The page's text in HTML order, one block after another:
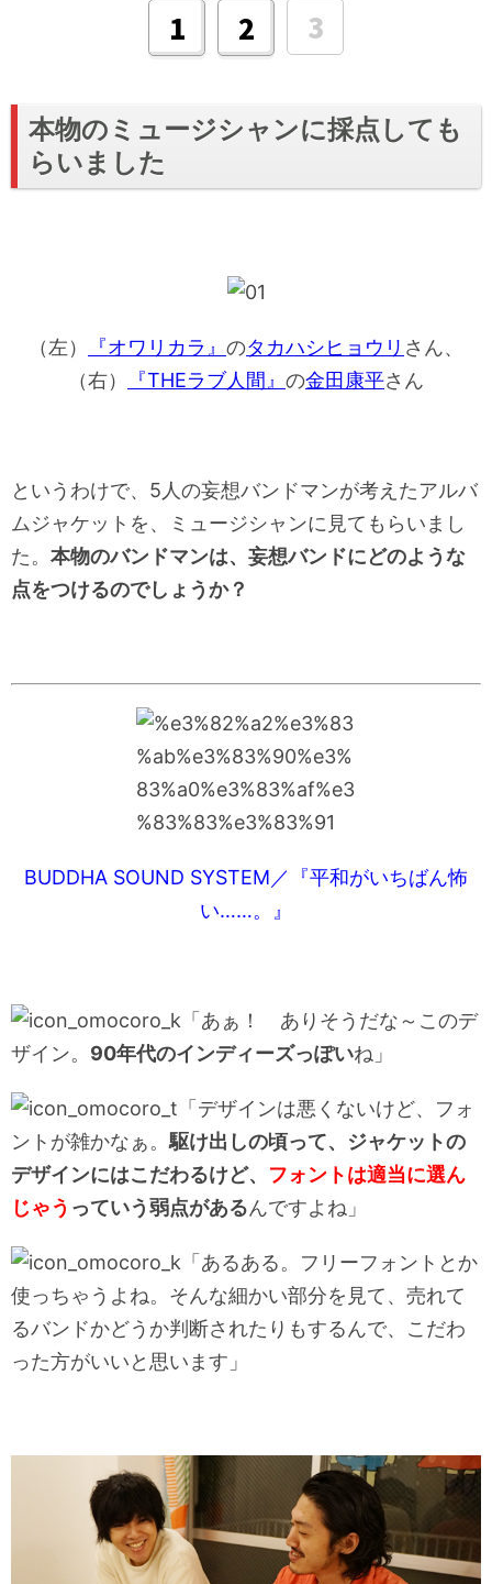
1 2 3
本物のミュージシャンに採点しても
らいました
（左） 『オワリカラ』 のタカハシヒョウリ さん、
（右）
『THEラブ人間』 の金田康平さん
というわけで、5人の妄想バンドマンが考えたアルバ
ムジャケットを、ミュージシャンに見てもらいまし
た。 本物のバンドマンは、妄想バンドにどのような
点をつけるのでしょうか？
BUDDHA SOUND SYSTEM／『平和がいちばん怖
い……。』
「あぁ！ ありそうだな～このデ
ザイン。 90年代のインディーズっぽいね」
「デザインは悪くないけど、フォ
ントが雑かなぁ。駆け出しの頃って、ジャケットの
デザインにはこだわるけど、 フォントは適当に選ん
じゃう っていう弱点があるんですよね」
「あるある。フリーフォントとか
使っちゃうよね。そんな細かい部分を見て、売れて
るバンドかどうか判断されたりもするんで、こだわ
った方がいいと思います」